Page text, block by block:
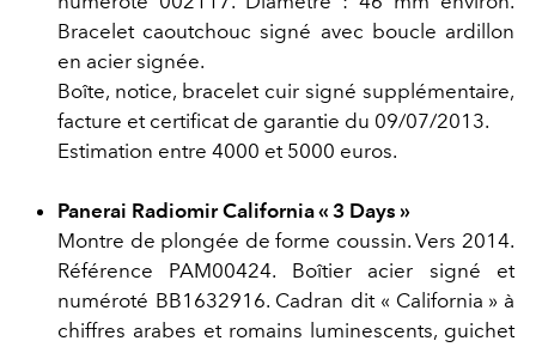
Bracelet caoutchouc signé avec boucle ardillon
en acier signée.
Boîte, notice, bracelet cuir signé supplémentaire,
facture et certificat de garantie du 09/07/2013.
Estimation entre 4000 et 5000 euros.
Panerai Radiomir California « 3 Days »
Montre de plongée de forme coussin. Vers 2014.
Référence PAM00424. Boîtier acier signé et
numéroté BB1632916. Cadran dit « California » à
chiffres arabes et romains luminescents, guichet